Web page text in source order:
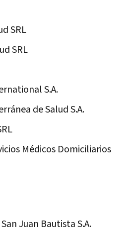
SRL
SRL
S.A.
de Salud S.A.
Médicos Domiciliarios
Juan Bautista S.A.